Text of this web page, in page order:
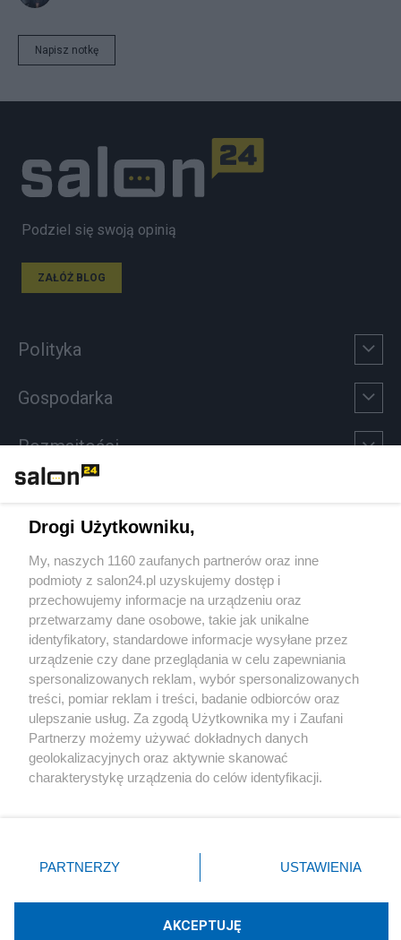
Napisz notkę
Podziel się swoją opinią
ZAŁÓŻ BLOG
Polityka
Gospodarka
Rozmaitości
Sport
Społeczeństwo
Kultura
X Facebook Instagram Youtube
Drogi Użytkowniku,
My, naszych 1160 zaufanych partnerów oraz inne
podmioty z salon24.pl uzyskujemy dostęp i
przechowujemy informacje na urządzeniu oraz
przetwarzamy dane osobowe, takie jak unikalne
identyfikatory, standardowe informacje wysyłane przez
urządzenie czy dane przeglądania w celu zapewniania
spersonalizowanych reklam, wybór spersonalizowanych
treści, pomiar reklam i treści, badanie odbiorców oraz
ulepszanie usług. Za zgodą Użytkownika my i Zaufani
Partnerzy możemy używać dokładnych danych
geolokalizacyjnych oraz aktywnie skanować
charakterystykę urządzenia do celów identyfikacji.
zmienić/wycofać klikając przycisk ustawień prywatności
znajdujący się w lewym dolnym rogu strony
rodzaje przetwarzania danych nie wymagają zgody
użytkownika, ale masz prawo sprzeciwić się takiemu
PARTNERZY USTAWIENIA
AKCEPTUJĘ